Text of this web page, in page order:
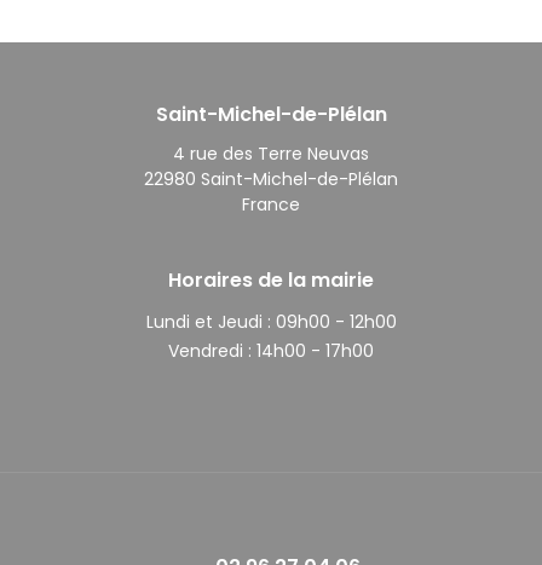
Saint-Michel-de-Plélan
4 rue des Terre Neuvas
22980 Saint-Michel-de-Plélan
France
Horaires de la mairie
Lundi et Jeudi : 09h00 - 12h00
Vendredi : 14h00 - 17h00